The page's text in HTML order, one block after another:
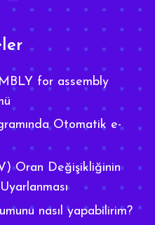
for assembly
Otomatik e-
Oran Değişikliğinin
nasıl yapabilirim?